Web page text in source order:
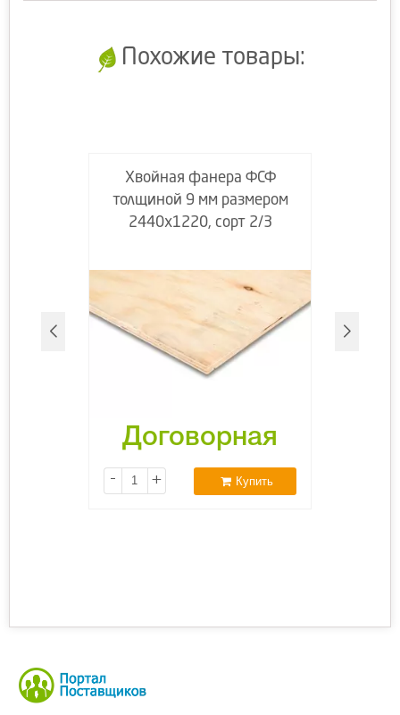
Похожие товары:
Хвойная фанера ФСФ
толщиной 9 мм размером
2440х1220, сорт 2/3
Договорная
- + Купить